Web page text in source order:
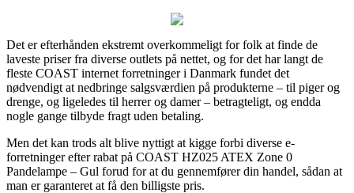
Det er efterhånden ekstremt overkommeligt for folk at finde de
laveste priser fra diverse outlets på nettet, og for det har langt de
fleste COAST internet forretninger i Danmark fundet det
nødvendigt at nedbringe salgsværdien på produkterne – til piger og
drenge, og ligeledes til herrer og damer – betragteligt, og endda
nogle gange tilbyde fragt uden betaling.
Men det kan trods alt blive nyttigt at kigge forbi diverse e-
forretninger efter rabat på COAST HZ025 ATEX Zone 0
Pandelampe – Gul forud for at du gennemfører din handel, sådan at
man er garanteret at få den billigste pris.